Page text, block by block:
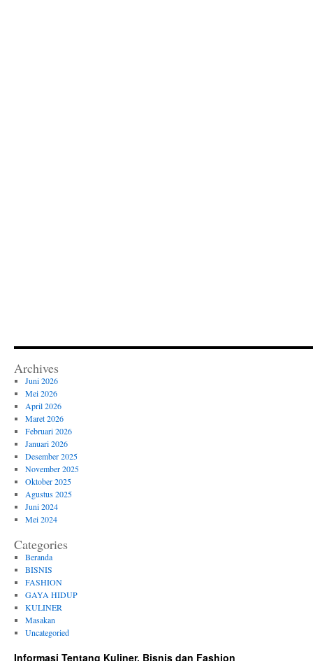
Archives
Juni 2026
Mei 2026
April 2026
Maret 2026
Februari 2026
Januari 2026
Desember 2025
November 2025
Oktober 2025
Agustus 2025
Juni 2024
Mei 2024
Categories
Beranda
BISNIS
FASHION
GAYA HIDUP
KULINER
Masakan
Uncategoried
Informasi Tentang Kuliner, Bisnis dan Fashion